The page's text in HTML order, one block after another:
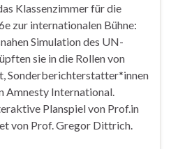
Klassenzimmer für die
zur internationalen Bühne:
Simulation des UN-
sie in die Rollen von
Sonderberichterstatter*innen
Amnesty International.
Planspiel von Prof.in
von Prof. Gregor Dittrich.